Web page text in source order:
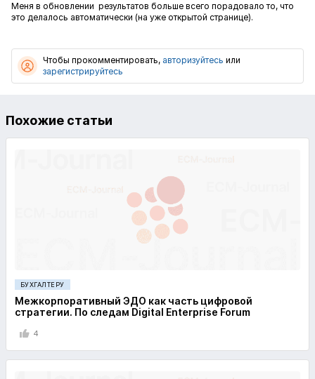
Меня в обновлении результатов больше всего порадовало то, что
это делалось автоматически (на уже открытой странице).
Чтобы прокомментировать, авторизуйтесь или
зарегистрируйтесь
Похожие статьи
БУХГАЛТЕРУ
Межкорпоративный ЭДО как часть цифровой
стратегии. По следам Digital Enterprise Forum
4